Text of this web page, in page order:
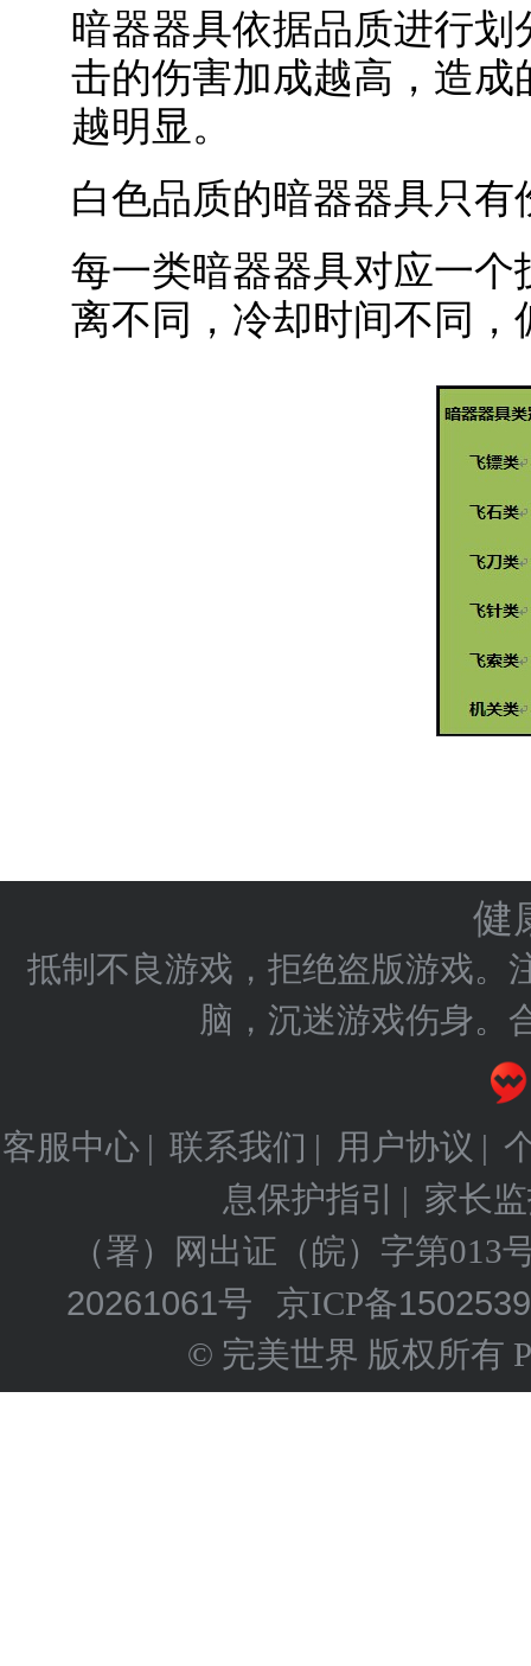
暗器器具依据品质进行
击的伤害加成越高，造成
越明显。
白色品质的暗器器具只
每一类暗器器具对应一
离不同，冷却时间不同
健
抵制不良游戏，拒绝盗版游戏。
脑，沉迷游戏伤身。
客服中心 | 联系我们 | 用户协议 |
息保护指引 | 家长
（署）网出证（皖）字第013
20261061号 京ICP备
© 完美世界 版权所有